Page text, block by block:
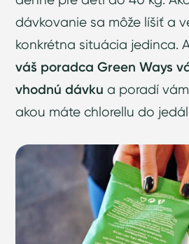
dávkovanie sa môže líšiť a
konkrétna situácia jedinca.
váš poradca Green Ways
vhodnú dávku a poradí
akou máte chlorellu do